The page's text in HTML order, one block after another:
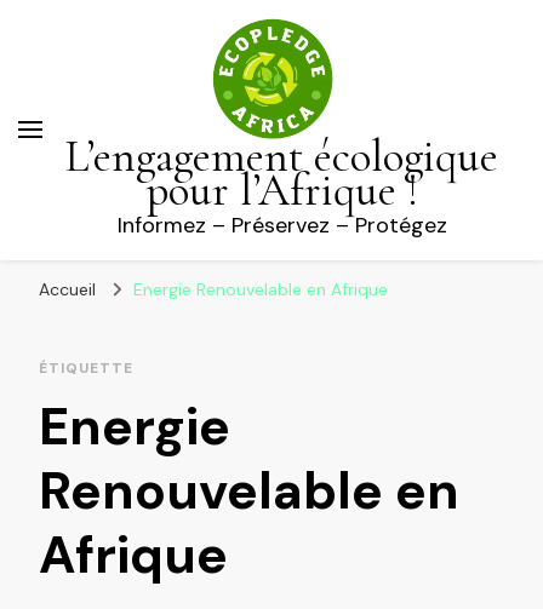
L’engagement écologique
pour l’Afrique !
Informez – Préservez – Protégez
Accueil Energie Renouvelable en Afrique
ÉTIQUETTE
Energie
Renouvelable en
Afrique